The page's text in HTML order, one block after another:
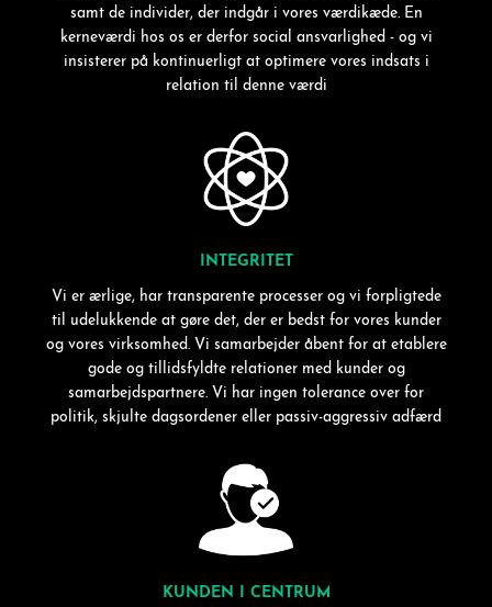
samt de individer, der indgår i vores værdikæde. En
kerneværdi hos os er derfor social ansvarlighed - og vi
insisterer på kontinuerligt at optimere vores indsats i
relation til denne værdi
INTEGRITET
Vi er ærlige, har transparente processer og vi forpligtede
til udelukkende at gøre det, der er bedst for vores kunder
og vores virksomhed. Vi samarbejder åbent for at etablere
gode og tillidsfyldte relationer med kunder og
samarbejdspartnere. Vi har ingen tolerance over for
politik, skjulte dagsordener eller passiv-aggressiv adfærd
KUNDEN I CENTRUM